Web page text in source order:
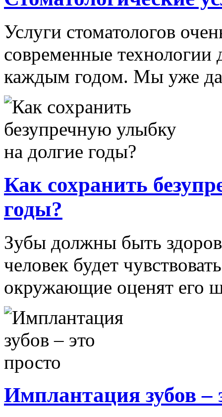
Услуги стоматологов
современные технологии
каждым годом. Мы уже
Как сохранить
годы?
Зубы должны быть
человек будет
окружающие оценят его
Имплантация зубов –